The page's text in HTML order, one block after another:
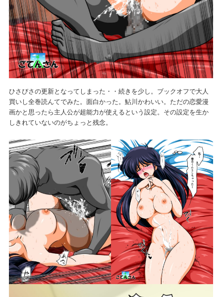
ひさびさの更新となってしまった・・続きを少し。ブックオフで大人
買いし全巻読んてでみた。面白かった。鮎川かわいい。ただの恋愛漫
画かと思ったら主人公が超能力が使えるという設定。その設定を生か
しきれていないのがちょっと残念。